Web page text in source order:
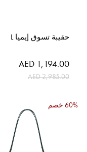
حقيبة تسوق إيميا L
السعر
الخاص
AED 1,194.00
AED 2,985.00
60% خصم